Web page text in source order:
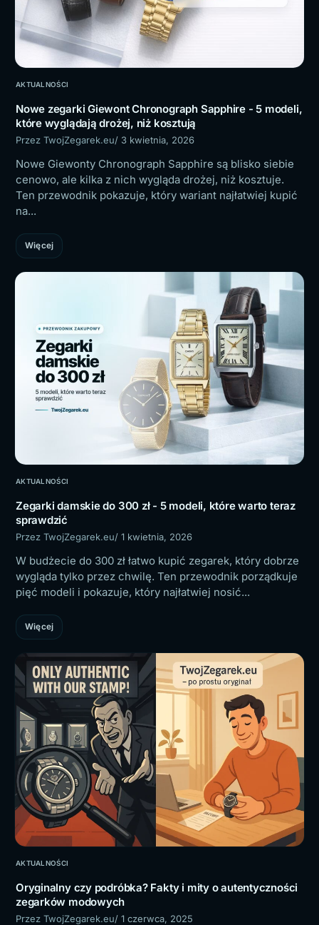
AKTUALNOŚCI
Nowe zegarki Giewont Chronograph Sapphire - 5 modeli,
które wyglądają drożej, niż kosztują
Przez TwojZegarek.eu/ 3 kwietnia, 2026
Nowe Giewonty Chronograph Sapphire są blisko siebie
cenowo, ale kilka z nich wygląda drożej, niż kosztuje.
Ten przewodnik pokazuje, który wariant najłatwiej kupić
na...
Więcej
AKTUALNOŚCI
Zegarki damskie do 300 zł - 5 modeli, które warto teraz
sprawdzić
Przez TwojZegarek.eu/ 1 kwietnia, 2026
W budżecie do 300 zł łatwo kupić zegarek, który dobrze
wygląda tylko przez chwilę. Ten przewodnik porządkuje
pięć modeli i pokazuje, który najłatwiej nosić...
Więcej
AKTUALNOŚCI
Oryginalny czy podróbka? Fakty i mity o autentyczności
zegarków modowych
Przez TwojZegarek.eu/ 1 czerwca, 2025